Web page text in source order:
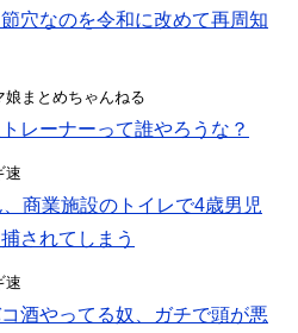
穴なのを令和に改めて再周知
娘まとめちゃんねる
レーナーって誰やろうな？
速
、商業施設のトイレで4歳男児
されてしまう
速
酒やってる奴、ガチで頭が悪